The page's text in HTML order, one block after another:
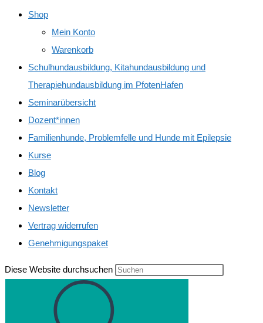
Shop
Mein Konto
Warenkorb
Schulhundausbildung, Kitahundausbildung und
Therapiehundausbildung im PfotenHafen
Seminarübersicht
Dozent*innen
Familienhunde, Problemfelle und Hunde mit Epilepsie
Kurse
Blog
Kontakt
Newsletter
Vertrag widerrufen
Genehmigungspaket
Diese Website durchsuchen